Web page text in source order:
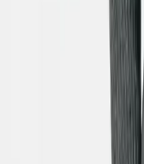
inovadora que
transformar fotos
cativantes. Basta
efeito desejado e a
realista, dando
antes exigia
Como posso animar